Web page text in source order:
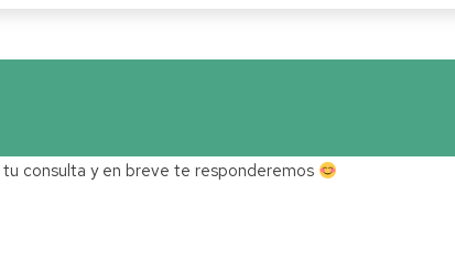
consulta y en breve te responderemos